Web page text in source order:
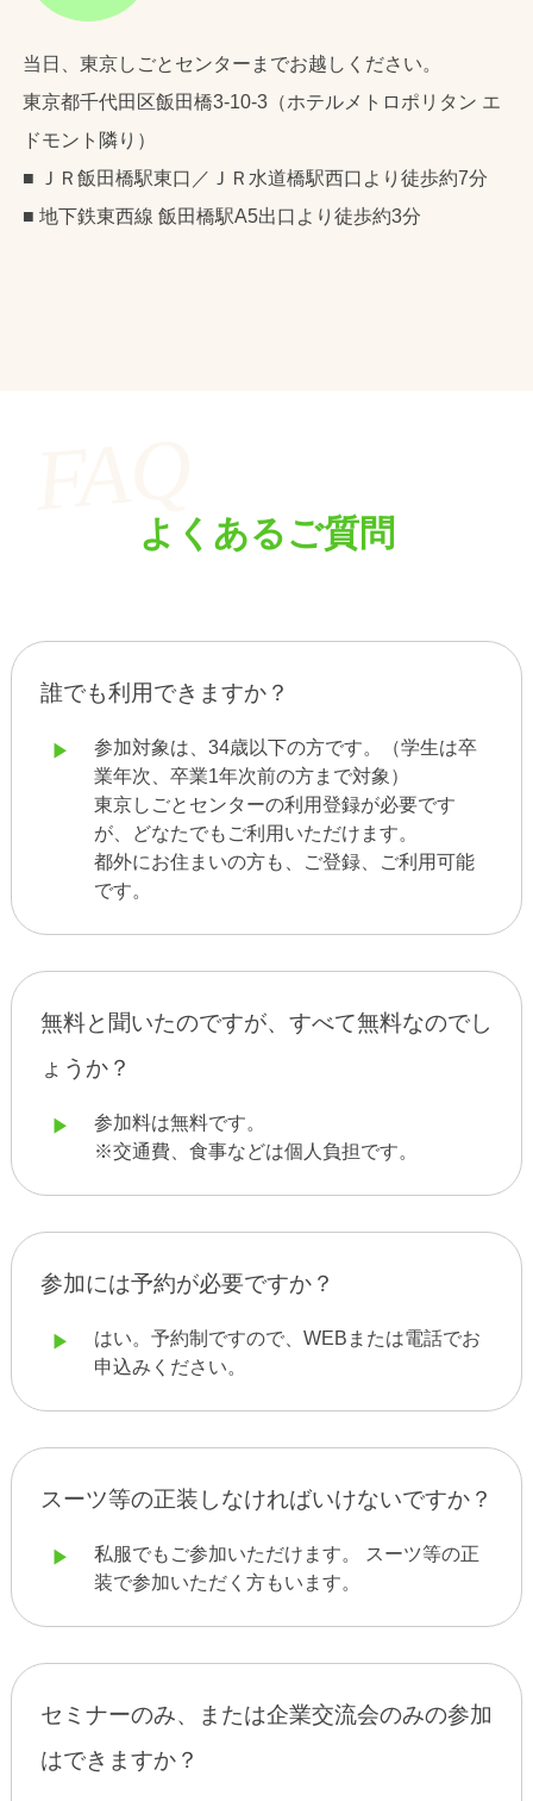
当日、東京しごとセンターまでお越しください。
東京都千代田区飯田橋3-10-3（ホテルメトロポリタン エ
ドモント隣り）
■ ＪＲ飯田橋駅東口／ＪＲ水道橋駅西口より徒歩約7分
■ 地下鉄東西線 飯田橋駅A5出口より徒歩約3分
よくあるご質問
誰でも利用できますか？
参加対象は、34歳以下の方です。（学生は卒
業年次、卒業1年次前の方まで対象）
東京しごとセンターの利用登録が必要です
が、どなたでもご利用いただけます。
都外にお住まいの方も、ご登録、ご利用可能
です。
無料と聞いたのですが、すべて無料なのでし
ょうか？
参加料は無料です。
※交通費、食事などは個人負担です。
参加には予約が必要ですか？
はい。予約制ですので、WEBまたは電話でお
申込みください。
スーツ等の正装しなければいけないですか？
私服でもご参加いただけます。 スーツ等の正
装で参加いただく方もいます。
セミナーのみ、または企業交流会のみの参加
はできますか？